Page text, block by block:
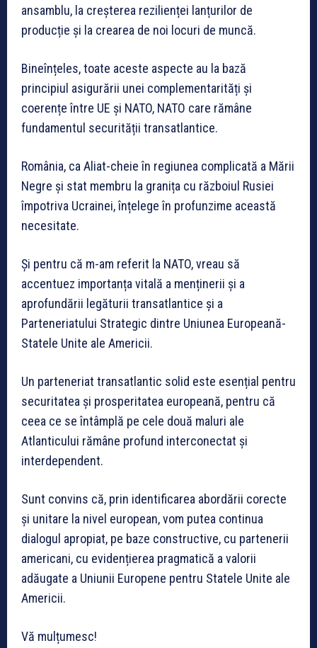
ansamblu, la creșterea rezilienței lanțurilor de
producție și la crearea de noi locuri de muncă.
Bineînțeles, toate aceste aspecte au la bază
principiul asigurării unei complementarități și
coerențe între UE și NATO, NATO care rămâne
fundamentul securității transatlantice.
România, ca Aliat-cheie în regiunea complicată a Mării
Negre și stat membru la granița cu războiul Rusiei
împotriva Ucrainei, înțelege în profunzime această
necesitate.
Și pentru că m-am referit la NATO, vreau să
accentuez importanța vitală a menținerii și a
aprofundării legăturii transatlantice și a
Parteneriatului Strategic dintre Uniunea Europeană-
Statele Unite ale Americii.
Un parteneriat transatlantic solid este esențial pentru
securitatea și prosperitatea europeană, pentru că
ceea ce se întâmplă pe cele două maluri ale
Atlanticului rămâne profund interconectat și
interdependent.
Sunt convins că, prin identificarea abordării corecte
și unitare la nivel european, vom putea continua
dialogul apropiat, pe baze constructive, cu partenerii
americani, cu evidențierea pragmatică a valorii
adăugate a Uniunii Europene pentru Statele Unite ale
Americii.
Vă mulțumesc!